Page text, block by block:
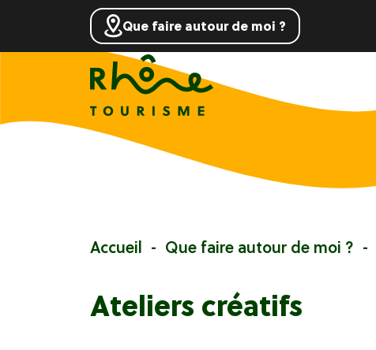
Que faire autour de moi ?
Accueil Que faire autour de moi ?
Ateliers créatifs